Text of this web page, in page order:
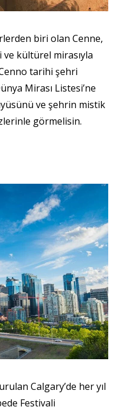
biri olan Cenne,
kültürel mirasıyla
tarihi şehri
Mirası Listesi’ne
ve şehrin mistik
görmelisin.
Calgary’de her yıl
Festivali